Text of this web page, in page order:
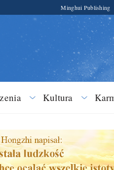
Minghui Publishing
Kultura